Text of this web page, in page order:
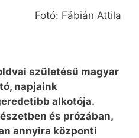
Fotó: Fábián Attila
születésű magyar
napjaink
alkotója.
és prózában,
annyira központi